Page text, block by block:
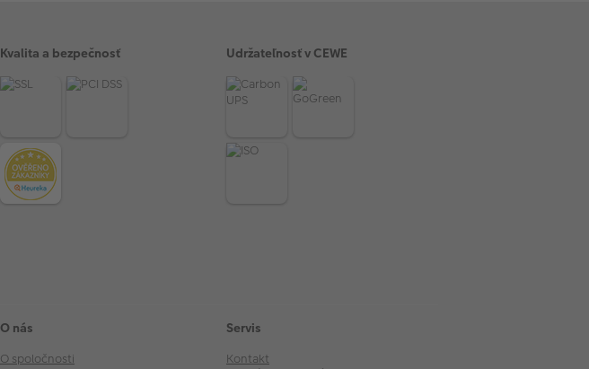
Kvalita a bezpečnosť Udržateľnosť v CEWE
O nás
O spoločnosti
Servis
Kontakt